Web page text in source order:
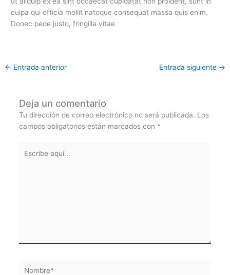
culpa qui officia mollit natoque consequat massa quis enim.
Donec pede justo, fringilla vitae
← Entrada anterior Entrada siguiente →
Deja un comentario
Tu dirección de correo electrónico no será publicada. Los
campos obligatorios están marcados con *